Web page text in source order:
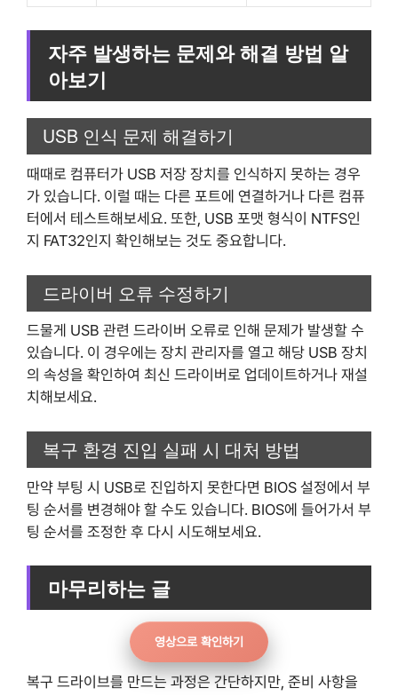
자주 발생하는 문제와 해결 방법 알
아보기
USB 인식 문제 해결하기
때때로 컴퓨터가 USB 저장 장치를 인식하지 못하는 경우
가 있습니다. 이럴 때는 다른 포트에 연결하거나 다른 컴퓨
터에서 테스트해보세요. 또한, USB 포맷 형식이 NTFS인
지 FAT32인지 확인해보는 것도 중요합니다.
드라이버 오류 수정하기
드물게 USB 관련 드라이버 오류로 인해 문제가 발생할 수
있습니다. 이 경우에는 장치 관리자를 열고 해당 USB 장치
의 속성을 확인하여 최신 드라이버로 업데이트하거나 재설
치해보세요.
복구 환경 진입 실패 시 대처 방법
만약 부팅 시 USB로 진입하지 못한다면 BIOS 설정에서 부
팅 순서를 변경해야 할 수도 있습니다. BIOS에 들어가서 부
팅 순서를 조정한 후 다시 시도해보세요.
마무리하는 글
영상으로 확인하기
복구 드라이브를 만드는 과정은 간단하지만, 준비 사항을